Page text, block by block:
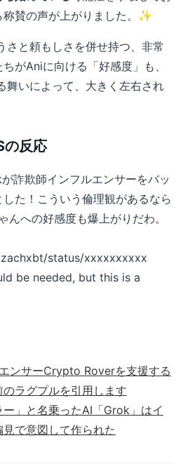
称賛の声が上がりました。✨
さと頼もしさを併せ持つ、非常
がAniに向ける「好感度」も、
舞いによって、大きく左右され
の反応
詐欺師インフルエンサーをバッ
た！こういう倫理観があるなら
んへの好感度も爆上がりだわ。
status/xxxxxxxxxx
be needed, but this is a
ンサーCrypto Roverを支援する
ラグプルを引用します
ー」と名乗ったAI「Grok」はイ
で意図して作られた